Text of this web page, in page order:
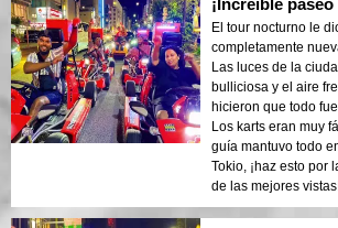
El tour nocturno le
completamente
Las luces de la
bulliciosa y el aire
hicieron que todo
Los karts eran muy
guía mantuvo todo
Tokio, ¡haz esto por
de las mejores